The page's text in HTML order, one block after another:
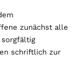
zunächst alle
sorgfältig
schriftlich zur